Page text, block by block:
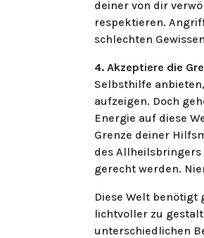
deiner von dir
respektieren.
schlechten
4. Akzeptiere die
Selbsthilfe
aufzeigen. Doch
Energie auf diese
Grenze deiner
des Allheilsbringers
gerecht werden.
Diese Welt benötigt
lichtvoller zu
unterschiedlichen